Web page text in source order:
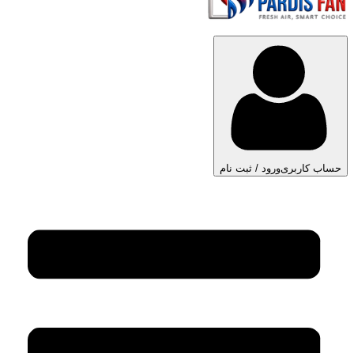
حساب کاربریورود / ثبت نام